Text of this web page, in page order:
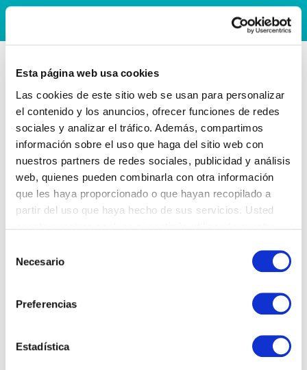
Esta página web usa cookies
Las cookies de este sitio web se usan para personalizar
el contenido y los anuncios, ofrecer funciones de redes
sociales y analizar el tráfico. Además, compartimos
información sobre el uso que haga del sitio web con
nuestros partners de redes sociales, publicidad y análisis
web, quienes pueden combinarla con otra información
que les haya proporcionado o que hayan recopilado a
partir del uso que haya hecho de sus servicios. Usted
Necesario
Preferencias
Estadística